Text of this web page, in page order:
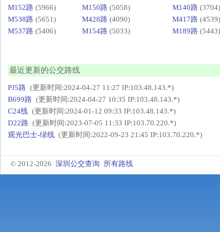
M152路 (5966) M150路 (5058) M140路 (3704)
M538路 (5651) M428路 (4090) M417路 (4539)
M537路 (5406) M154路 (5033) M189路 (5443)
最近更新的公交路线
PJ5路 (更新时间:2024-04-27 11:27 IP:103.48.143.*)
B699路 (更新时间:2024-04-27 10:35 IP:103.48.143.*)
C24线 (更新时间:2024-01-12 09:33 IP:103.48.143.*)
D22路 (更新时间:2023-07-05 11:33 IP:103.70.220.*)
观光巴士-绿线 (更新时间:2022-09-23 21:45 IP:103.70.220.*)
© 2012-2026 深圳公交查询 所有路线